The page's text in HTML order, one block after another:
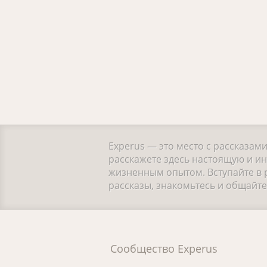
Experus — это место с
расскажете здесь настоящую и
жизненным опытом. Вступайте в
рассказы, знакомьтесь и
Сообщество Experus